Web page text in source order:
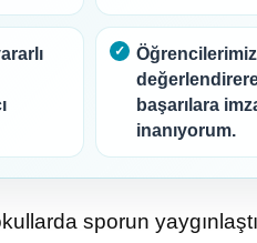
başarılara
inanıyorum.
sporun